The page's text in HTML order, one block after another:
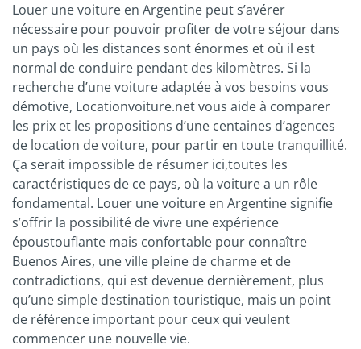
Louer une voiture en Argentine peut s’avérer
nécessaire pour pouvoir profiter de votre séjour dans
un pays où les distances sont énormes et où il est
normal de conduire pendant des kilomètres. Si la
recherche d’une voiture adaptée à vos besoins vous
démotive, Locationvoiture.net vous aide à comparer
les prix et les propositions d’une centaines d’agences
de location de voiture, pour partir en toute tranquillité.
Ça serait impossible de résumer ici,toutes les
caractéristiques de ce pays, où la voiture a un rôle
fondamental. Louer une voiture en Argentine signifie
s’offrir la possibilité de vivre une expérience
époustouflante mais confortable pour connaître
Buenos Aires, une ville pleine de charme et de
contradictions, qui est devenue dernièrement, plus
qu’une simple destination touristique, mais un point
de référence important pour ceux qui veulent
commencer une nouvelle vie.